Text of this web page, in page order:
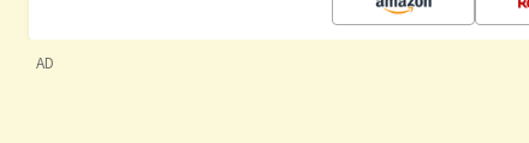
AD